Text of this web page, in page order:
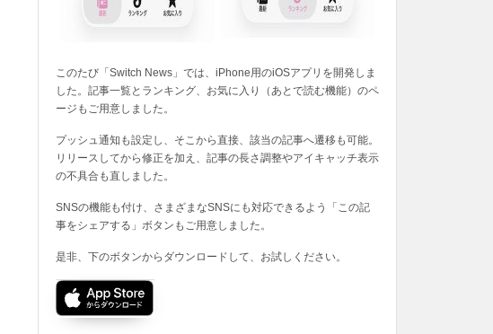
このたび「Switch News」では、iPhone用のiOSアプリを開発しま
した。記事一覧とランキング、お気に入り（あとで読む機能）のペ
ージもご用意しました。
プッシュ通知も設定し、そこから直接、該当の記事へ遷移も可能。
リリースしてから修正を加え、記事の長さ調整やアイキャッチ表示
の不具合も直しました。
SNSの機能も付け、さまざまなSNSにも対応できるよう「この記
事をシェアする」ボタンもご用意しました。
是非、下のボタンからダウンロードして、お試しください。